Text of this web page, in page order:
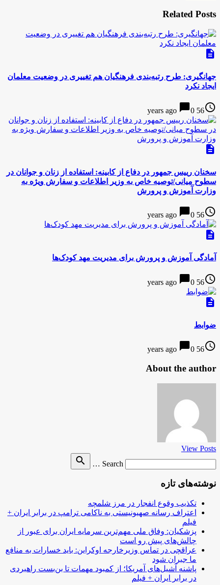
Related Posts
description
جهانگیری: طرح رتبه‌بندی فرهنگیان هم تغییری در وضعیت معلمان
ایجاد نکرد
access_time
56 years ago
chat_bubble0
description
سخنان رییس جمهور در دفاع از كابینه: استفاده از زنان و جوانان در
سطوح میانی/توصیه خاص به وزیر اطلاعات و سفارش ویژه به
وزارت آموزش و پرورش
access_time
56 years ago
chat_bubble0
description
آمادگی آموزش و پرورش برای مدیریت مهد کودک‌ها
access_time
56 years ago
chat_bubble0
description
ضوابط
access_time
56 years ago
chat_bubble0
About the author
View Posts
Search …
search
نوشته‌های تازه
تکذیب وقوع انفجار در مرز شلمچه
اعتراف رسانه صهیونیستی به ناکامی ترامپ در برابر ایران +
فیلم
پزشکیان: وفاق ملی مهم‌ترین سرمایه ایران برای عبور از
چالش‌های پیش رو است
عراقچی در تماس وزیرخارجه اوکراین: باید خسارات به منافع
ما جبران شود
پاشنه آشیل‌های آمریکا؛ از کمبود مهمات تا بن‌بست راهبردی
در برابر ایران + فیلم